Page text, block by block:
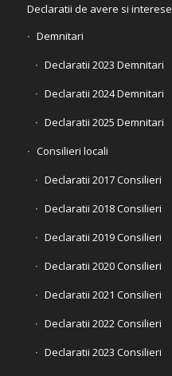
Declaratii de avere si interese
Demnitari
Declaratii 2023 Demnitari
Declaratii 2024 Demnitari
Declaratii 2025 Demnitari
Consilieri locali
Declaratii 2017 Consilieri
Declaratii 2018 Consilieri
Declaratii 2019 Consilieri
Declaratii 2020 Consilieri
Declaratii 2021 Consilieri
Declaratii 2022 Consilieri
Declaratii 2023 Consilieri